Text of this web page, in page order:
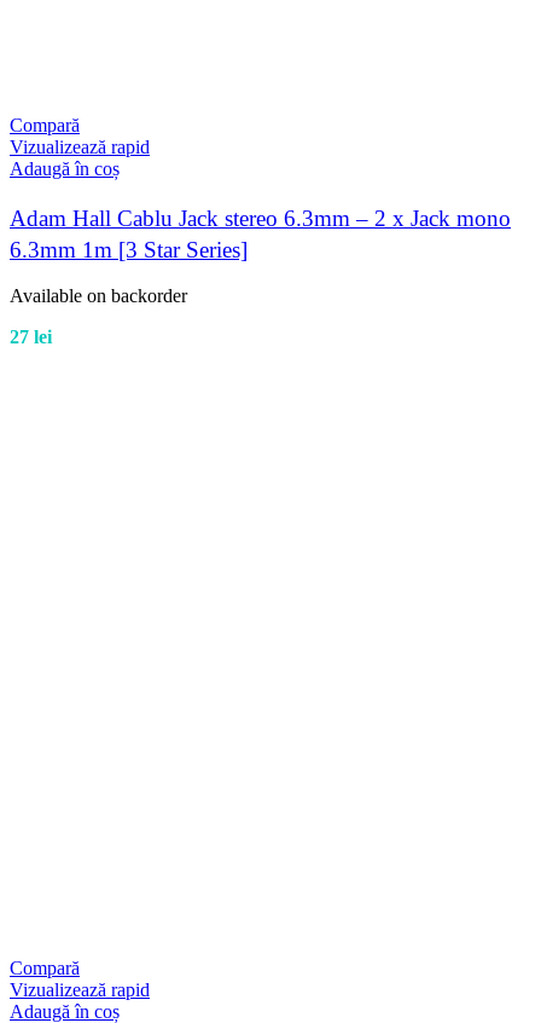
Compară
Vizualizează rapid
Adaugă în coș
Adam Hall Cablu Jack stereo 6.3mm – 2 x Jack mono
6.3mm 1m [3 Star Series]
Available on backorder
27 lei
Compară
Vizualizează rapid
Adaugă în coș